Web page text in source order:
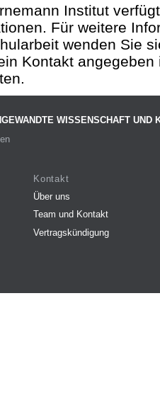
Institut
Für weitere
wenden Sie
Kontakt
WISSENSCHAFT UND
Kontakt
Über uns
Team und Kontakt
Vertragskündigung